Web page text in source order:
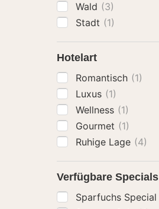
Wald (3)
Stadt (1)
Hotelart
Romantisch (1)
Luxus (1)
Wellness (1)
Gourmet (1)
Ruhige Lage (4)
Verfügbare Specials
Sparfuchs Special